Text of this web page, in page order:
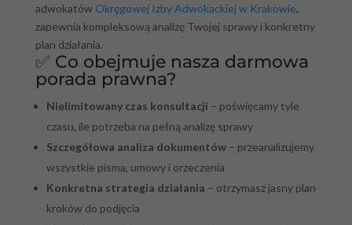
adwokatów Okręgowej Izby Adwokackiej w Krakowie,
zapewnia kompleksową analizę Twojej sprawy i konkretny
plan działania.
✅ Co obejmuje nasza darmowa
porada prawna?
Nielimitowany czas konsultacji – poświęcamy tyle
czasu, ile potrzeba na pełną analizę sprawy
Szczegółowa analiza dokumentów– przeanalizujemy
wszystkie pisma, umowy i orzeczenia
Konkretna strategia działania – otrzymasz jasny plan
kroków do podjęcia